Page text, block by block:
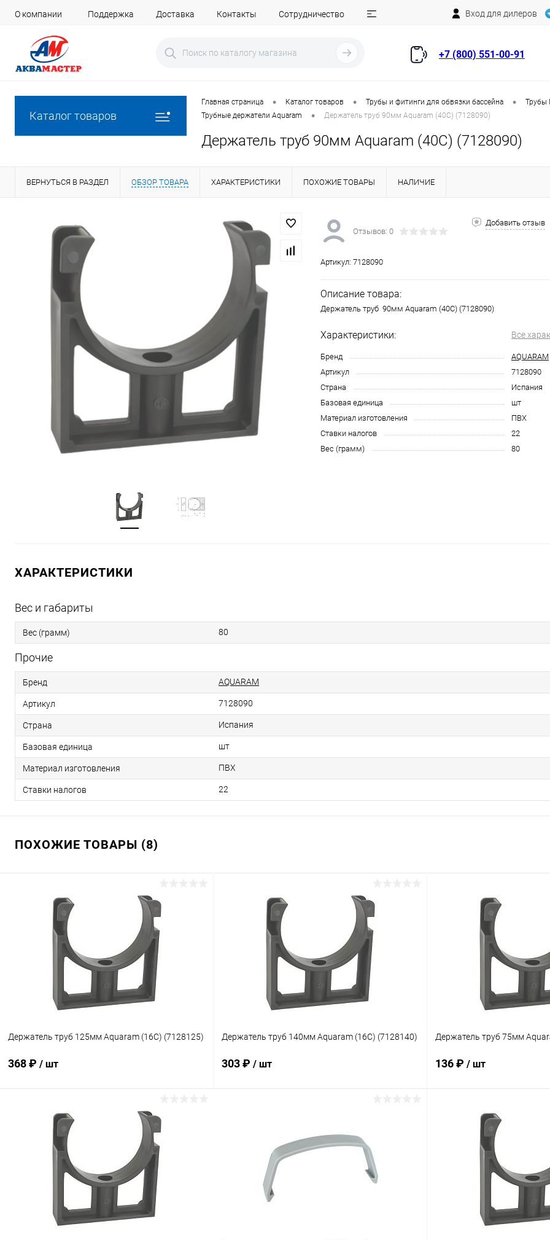
О компании Поддержка Доставка Контакты Сотрудничество Вход для дилеров
+7 (800) 551-00-91
Каталог товаров
Главная страница • Каталог товаров • Трубы и фитинги для обвязки бассейна • Трубы
Трубные держатели Aquaram • Держатель труб 90мм Aquaram (40C) (7128090)
Держатель труб 90мм Aquaram (40C) (7128090)
ВЕРНУТЬСЯ В РАЗДЕЛ ОБЗОР ТОВАРА ХАРАКТЕРИСТИКИ ПОХОЖИЕ ТОВАРЫ НАЛИЧИЕ
Отзывов: 0
Добавить отзыв
Артикул: 7128090
Описание товара:
Держатель труб 90мм Aquaram (40C) (7128090)
Характеристики: Все
Бренд
AQUARAM
Артикул
7128090
Страна
Испания
Базовая единица
шт
Материал изготовления
ПВХ
Ставки налогов
22
Вес (грамм)
80
ХАРАКТЕРИСТИКИ
Вес и габариты
Вес (грамм) 80
Прочие
Бренд AQUARAM
Артикул 7128090
Страна Испания
Базовая единица шт
Материал изготовления ПВХ
Ставки налогов 22
ПОХОЖИЕ ТОВАРЫ (8)
Держатель труб 125мм Aquaram (16C) (7128125)
368 ₽ / шт
В избранное
Под заказ
Держатель труб 140мм Aquaram (16C) (7128140)
303 ₽ / шт
В избранное
К сравнению В наличии
Держатель труб 75мм
136 ₽ / шт
В избранное